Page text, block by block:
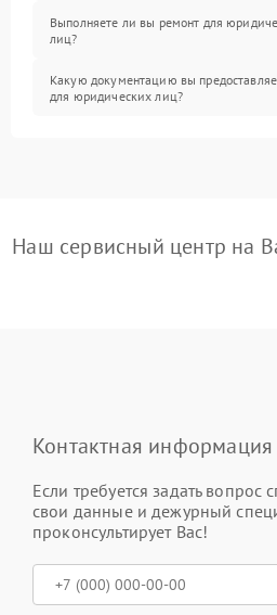
Выполняете ли вы ремонт для
лиц?
Какую документацию вы
для юридических лиц?
Наш сервисный центр на
Контактная информация
Если требуется задать вопрос
свои данные и дежурный
проконсультирует Вас!